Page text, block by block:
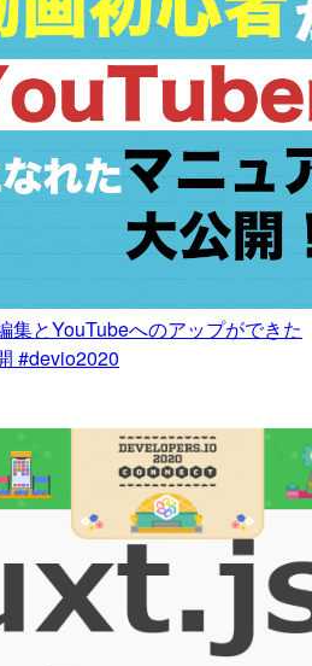
集とYouTubeへのアップができた
#devio2020